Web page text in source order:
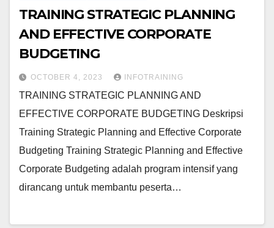
TRAINING STRATEGIC PLANNING
AND EFFECTIVE CORPORATE
BUDGETING
OCTOBER 4, 2023 INFOTRAINING
TRAINING STRATEGIC PLANNING AND
EFFECTIVE CORPORATE BUDGETING Deskripsi
Training Strategic Planning and Effective Corporate
Budgeting Training Strategic Planning and Effective
Corporate Budgeting adalah program intensif yang
dirancang untuk membantu peserta…